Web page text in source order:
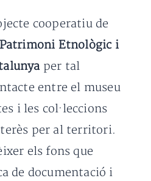
cooperatiu de
Etnològic i
per tal
entre el museu
i les col·leccions
per al territori.
els fons que
de documentació i